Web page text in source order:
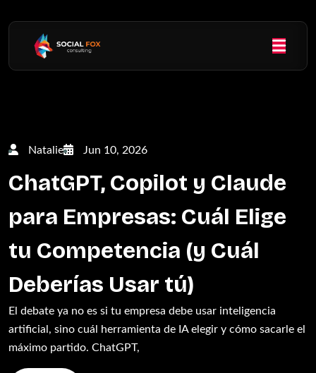
Natalie Jun 10, 2026
ChatGPT, Copilot y Claude
para Empresas: Cuál Elige
tu Competencia (y Cuál
Deberías Usar tú)
El debate ya no es si tu empresa debe usar inteligencia
artificial, sino cuál herramienta de IA elegir y cómo sacarle el
máximo partido. ChatGPT,